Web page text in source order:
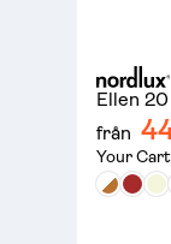
Ellen
från
Your Cart